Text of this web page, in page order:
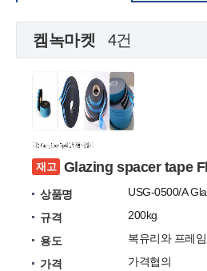
켐녹마켓 4건
재고 Glazing spacer tape
상품명
규격
200kg
용도
가격
가격협의